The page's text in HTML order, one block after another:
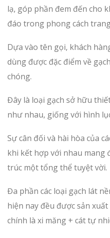
lạ, góp phần đem đến cho
đáo trong phong cách
Dựa vào tên gọi, khách
dùng được đặc điểm về
chóng.
Đây là loại gạch sở hữu
như nhau, giống với hình
Sự cân đối và hài hòa của
khi kết hợp với nhau mang
trúc một tổng thể tuyệt vời.
Đa phần các loại gạch lát
hiện nay đều được sản
chính là xi măng + cát tự